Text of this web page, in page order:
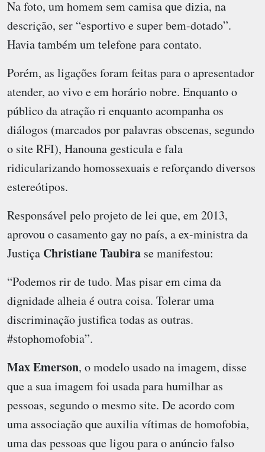
Na foto, um homem sem camisa que dizia, na
descrição, ser “esportivo e super bem-dotado”.
Havia também um telefone para contato.
Porém, as ligações foram feitas para o apresentador
atender, ao vivo e em horário nobre. Enquanto o
público da atração ri enquanto acompanha os
diálogos (marcados por palavras obscenas, segundo
o site RFI), Hanouna gesticula e fala
ridicularizando homossexuais e reforçando diversos
estereótipos.
Responsável pelo projeto de lei que, em 2013,
aprovou o casamento gay no país, a ex-ministra da
Justiça Christiane Taubira se manifestou:
“Podemos rir de tudo. Mas pisar em cima da
dignidade alheia é outra coisa. Tolerar uma
discriminação justifica todas as outras.
#stophomofobia”.
Max Emerson, o modelo usado na imagem, disse
que a sua imagem foi usada para humilhar as
pessoas, segundo o mesmo site. De acordo com
uma associação que auxilia vítimas de homofobia,
uma das pessoas que ligou para o anúncio falso